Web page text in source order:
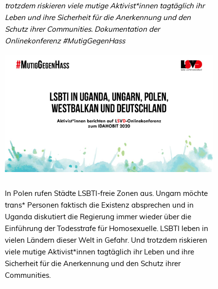
trotzdem riskieren viele mutige Aktivist*innen tagtäglich ihr
Leben und ihre Sicherheit für die Anerkennung und den
Schutz ihrer Communities. Dokumentation der
Onlinekonferenz #MutigGegenHass
In Polen rufen Städte LSBTI-freie Zonen aus. Ungarn möchte
trans* Personen faktisch die Existenz absprechen und in
Uganda diskutiert die Regierung immer wieder über die
Einführung der Todesstrafe für Homosexuelle. LSBTI leben in
vielen Ländern dieser Welt in Gefahr. Und trotzdem riskieren
viele mutige Aktivist*innen tagtäglich ihr Leben und ihre
Sicherheit für die Anerkennung und den Schutz ihrer
Communities.